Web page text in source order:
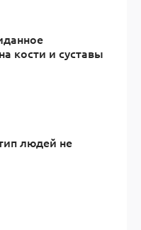
кости и суставы
людей не